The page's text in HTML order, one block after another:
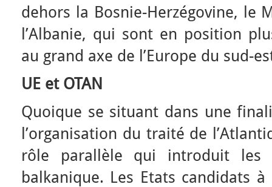
dehors la Bosnie-Herzégovine, le
l’Albanie, qui sont en position
au grand axe de l’Europe du sud-
UE et OTAN
Quoique se situant dans une
l’organisation du traité de
rôle parallèle qui introduit les
balkanique. Les Etats candidats